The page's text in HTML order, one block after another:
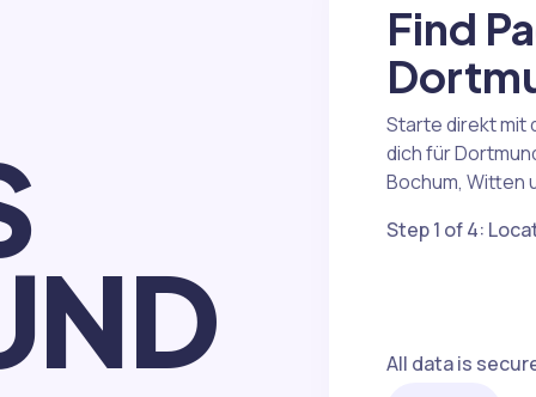
Find
Starte direkt mit
dich für
Bochum, Witten
Step 1 of 4:
All data is